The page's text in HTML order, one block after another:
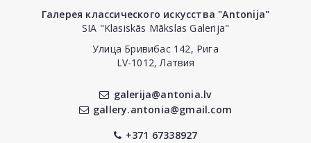
Галерея классического искусства "Antonija"
SIA "Klasiskās Mākslas Galerija"
Улица Бривибас 142, Рига
LV-1012, Латвия
galerija@antonia.lv
gallery.antonia@gmail.com
+371 67338927